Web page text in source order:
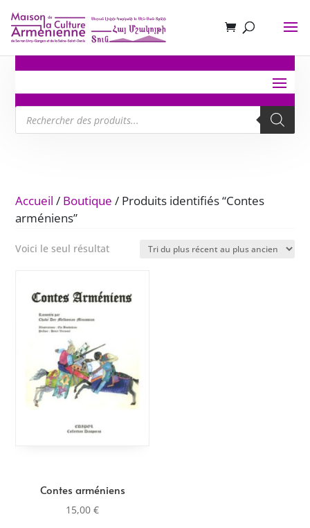
Recherche
de
produits
Accueil / Boutique / Produits identifiés “Contes
arméniens”
Voici le seul résultat
Contes arméniens
15,00€